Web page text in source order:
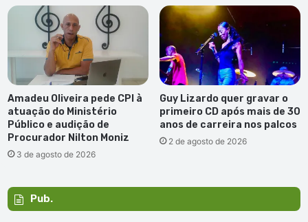
Amadeu Oliveira pede CPI à
atuação do Ministério
Público e audição de
Procurador Nilton Moniz
3 de agosto de 2026
Guy Lizardo quer gravar o
primeiro CD após mais de 30
anos de carreira nos palcos
2 de agosto de 2026
Pub.